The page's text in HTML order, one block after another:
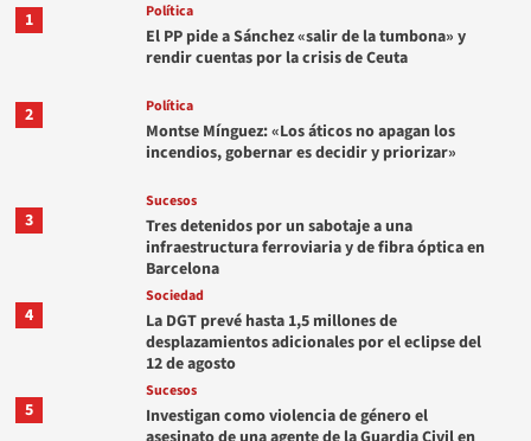
1 Política
El PP pide a Sánchez «salir de la tumbona» y
rendir cuentas por la crisis de Ceuta
2 Política
Montse Mínguez: «Los áticos no apagan los
incendios, gobernar es decidir y priorizar»
3
Sucesos
Tres detenidos por un sabotaje a una
infraestructura ferroviaria y de fibra óptica en
Barcelona
4
Sociedad
La DGT prevé hasta 1,5 millones de
desplazamientos adicionales por el eclipse del
12 de agosto
5
Sucesos
Investigan como violencia de género el